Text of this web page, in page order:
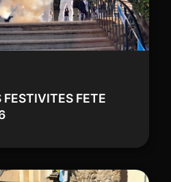
FESTIVITES FETE